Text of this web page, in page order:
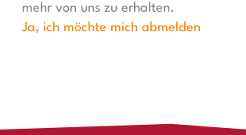
mehr von uns zu erhalten.
Ja, ich möchte mich abmelden